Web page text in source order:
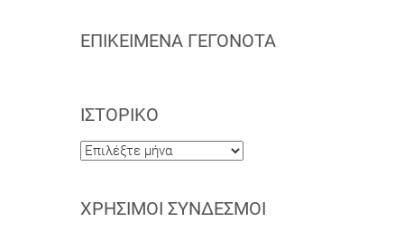
ΕΠΙΚΕΊΜΕΝΑ ΓΕΓΟΝΌΤΑ
ΙΣΤΟΡΙΚΌ
Ιστορικό
ΧΡΉΣΙΜΟΙ ΣΎΝΔΕΣΜΟΙ